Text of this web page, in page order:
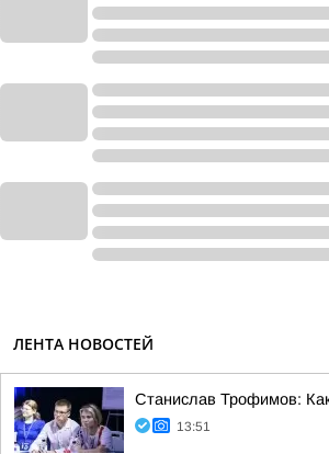
ЛЕНТА НОВОСТЕЙ
Станислав Трофимов:
13:51